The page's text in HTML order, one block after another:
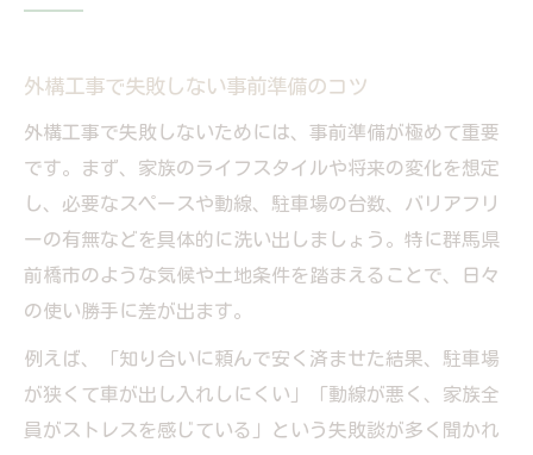
外構工事でよくある知人依頼の落とし穴
外構工事の失敗談に学ぶ依頼先選びの大切
さ
有資格者に任せる外構工事の安心感
有資格者による外構工事の信頼性と実績
資格保有者が携わる外構工事の安心ポイン
ト
外構工事で失敗しないための有資格者の選
外構工事で失敗しない事前準備のコツ
外構工事で失敗しないためには、事前準備が極めて重要
です。まず、家族のライフスタイルや将来の変化を想定
し、必要なスペースや動線、駐車場の台数、バリアフリ
ーの有無などを具体的に洗い出しましょう。特に群馬県
前橋市のような気候や土地条件を踏まえることで、日々
の使い勝手に差が出ます。
例えば、「知り合いに頼んで安く済ませた結果、駐車場
が狭くて車が出し入れしにくい」「動線が悪く、家族全
員がストレスを感じている」という失敗談が多く聞かれ